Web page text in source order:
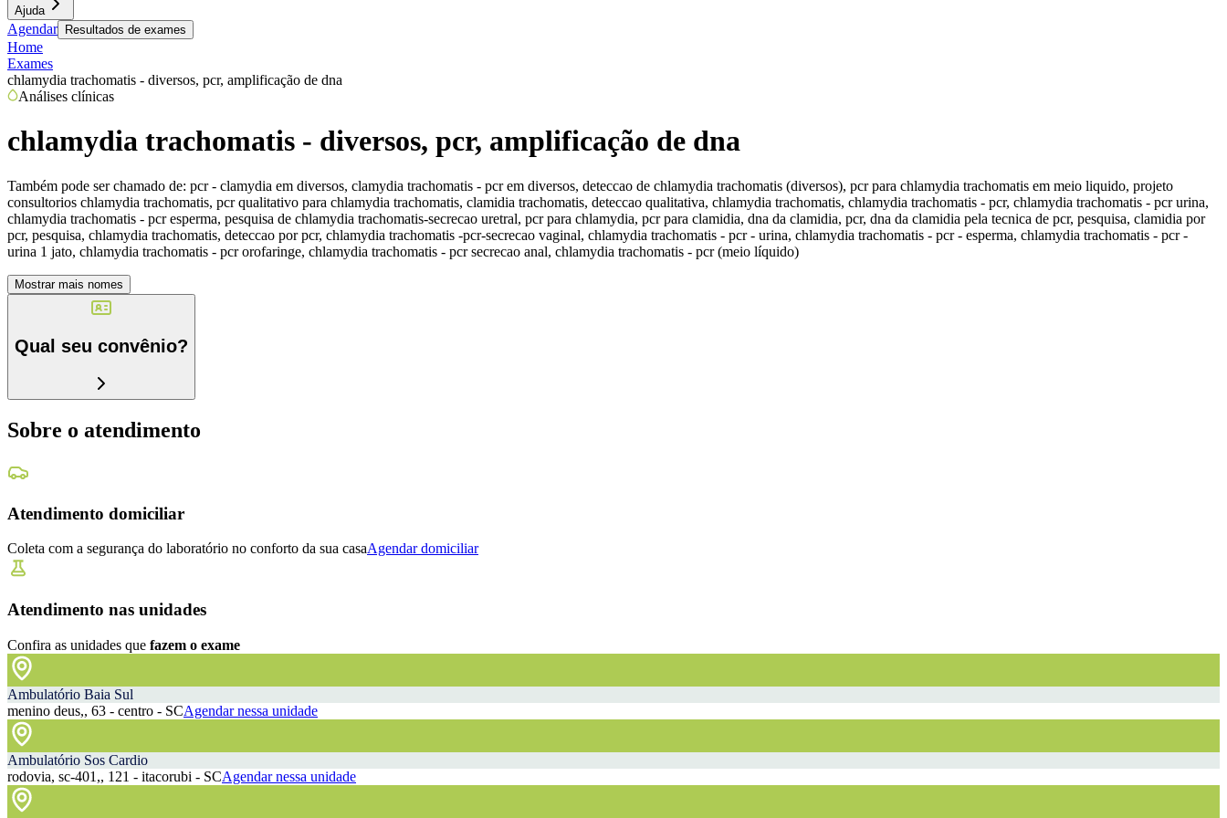
Ajuda
Agendar Resultados de exames
Home
Exames
chlamydia trachomatis - diversos, pcr, amplificação de dna
Análises clínicas
chlamydia trachomatis - diversos, pcr, amplificação de dna
Também pode ser chamado de: pcr - clamydia em diversos, clamydia trachomatis - pcr em diversos, deteccao de chlamydia trachomatis (diversos), pcr para chlamydia trachomatis em meio liquido, projeto
consultorios chlamydia trachomatis, pcr qualitativo para chlamydia trachomatis, clamidia trachomatis, deteccao qualitativa, chlamydia trachomatis, chlamydia trachomatis - pcr, chlamydia trachomatis - pcr urina,
chlamydia trachomatis - pcr esperma, pesquisa de chlamydia trachomatis-secrecao uretral, pcr para chlamydia, pcr para clamidia, dna da clamidia, pcr, dna da clamidia pela tecnica de pcr, pesquisa, clamidia por
pcr, pesquisa, chlamydia trachomatis, deteccao por pcr, chlamydia trachomatis -pcr-secrecao vaginal, chlamydia trachomatis - pcr - urina, chlamydia trachomatis - pcr - esperma, chlamydia trachomatis - pcr -
urina 1 jato, chlamydia trachomatis - pcr orofaringe, chlamydia trachomatis - pcr secrecao anal, chlamydia trachomatis - pcr (meio líquido)
Mostrar mais nomes
Qual seu convênio?
Sobre o atendimento
Atendimento domiciliar
Coleta com a segurança do laboratório no conforto da sua casaAgendar domiciliar
Atendimento nas unidades
Confira as unidades que fazem o exame
Ambulatório Baia Sul
menino deus,, 63 - centro - SCAgendar nessa unidade
Ambulatório Sos Cardio
rodovia, sc-401,, 121 - itacorubi - SCAgendar nessa unidade